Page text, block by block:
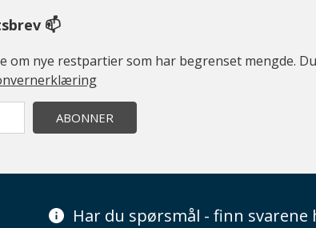
📫
nye restpartier som har begrenset mengde.
ABONNER
Har du spørsmål - finn svarene